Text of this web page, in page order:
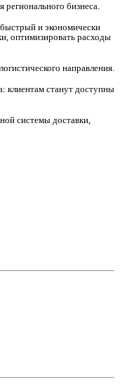
бизнеса.
и экономически
оптимизировать расходы
направления.
клиентам станут доступны
системы доставки,